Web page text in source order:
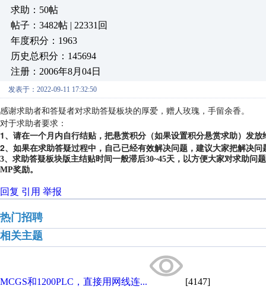
求助：50帖
帖子：3482帖 | 22331回
年度积分：1963
历史总积分：145694
注册：2006年8月04日
发表于：2022-09-11 17:32:50
感谢求助者和答疑者对求助答疑板块的厚爱，赠人玫瑰，手留余香。
对于求助者要求：
1、请在一个月内自行结贴，把悬赏积分（如果设置积分悬赏求助）发放
2、如果在求助答疑过程中，自己已经有效解决问题，建议大家把解决
3、求助答疑板块版主结贴时间一般滞后30~45天，以方便大家对求助
MP奖励。
回复 引用 举报
热门招聘
相关主题
MCGS和1200PLC，直接用网线连... [4147]